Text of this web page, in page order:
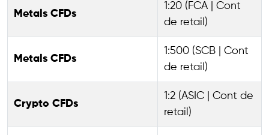
Metals CFDs
1:20 (FCA | Cont
de retail)
Metals CFDs
1:500 (SCB | Cont
de retail)
Crypto CFDs
1:2 (ASIC | Cont de
retail)